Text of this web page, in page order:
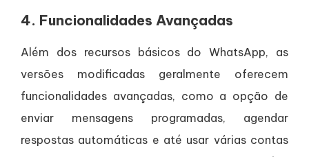
4. Funcionalidades Avançadas
Além dos recursos básicos do WhatsApp, as
versões modificadas geralmente oferecem
funcionalidades avançadas, como a opção de
enviar mensagens programadas, agendar
respostas automáticas e até usar várias contas